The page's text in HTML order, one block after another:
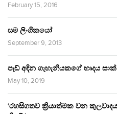
February 15, 2016
සම ලිංගිකයෝ
September 9, 2013
පෑඩ් අඳින ගැහැනියකගේ හෘදය
May 10, 2019
‘රහසිගතව ක්‍රියාත්මක වන